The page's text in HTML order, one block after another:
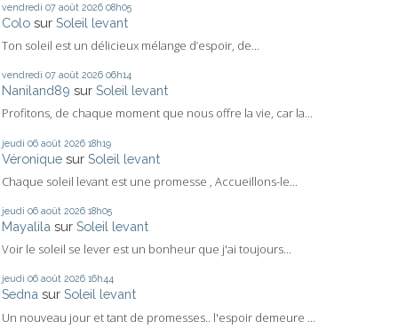
vendredi 07 août 2026 08h05
Colo sur Soleil levant
Ton soleil est un délicieux mélange d’espoir, de...
vendredi 07 août 2026 06h14
Naniland89 sur Soleil levant
Profitons, de chaque moment que nous offre la vie, car la...
jeudi 06 août 2026 18h19
Véronique sur Soleil levant
Chaque soleil levant est une promesse , Accueillons-le...
jeudi 06 août 2026 18h05
Mayalila sur Soleil levant
Voir le soleil se lever est un bonheur que j'ai toujours...
jeudi 06 août 2026 16h44
Sedna sur Soleil levant
Un nouveau jour et tant de promesses.. l'espoir demeure ...